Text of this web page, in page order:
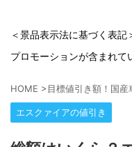
＜景品表示法に基づく表
プロモーションが含まれて
HOME >目標値引き額！国産
エスクァイアの値引き